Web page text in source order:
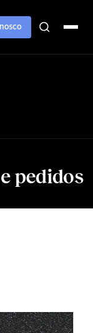
pedidos